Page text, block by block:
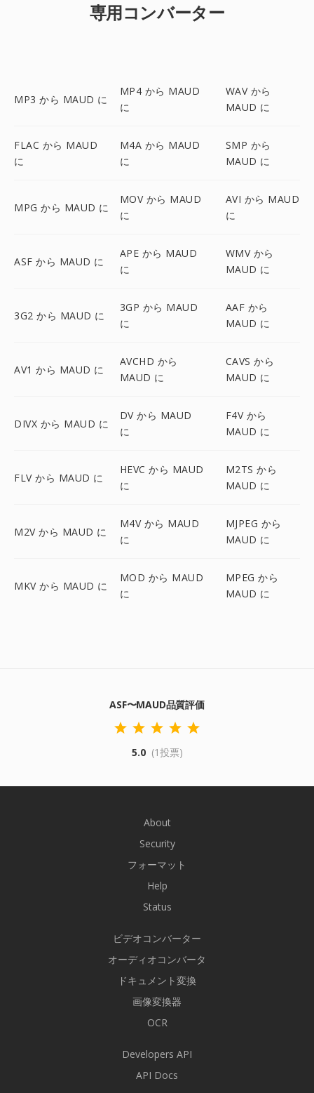
専用コンバーター
MP3 から MAUD に
MP4 から MAUD
に
WAV から
MAUD に
FLAC から MAUD
に
M4A から MAUD
に
SMP から
MAUD に
MPG から MAUD に
MOV から MAUD
に
AVI から MAUD
に
ASF から MAUD に
APE から MAUD
に
WMV から
MAUD に
3G2 から MAUD に
3GP から MAUD
に
AAF から
MAUD に
AV1 から MAUD に
AVCHD から
MAUD に
CAVS から
MAUD に
DIVX から MAUD に
DV から MAUD
に
F4V から
MAUD に
FLV から MAUD に
HEVC から MAUD
に
M2TS から
MAUD に
M2V から MAUD に
M4V から MAUD
に
MJPEG から
MAUD に
MKV から MAUD に
MOD から MAUD
に
MPEG から
MAUD に
ASF〜MAUD品質評価
5.0 (1投票)
About
Security
フォーマット
Help
Status
ビデオコンバーター
オーディオコンバータ
ドキュメント変換
画像変換器
OCR
Developers API
API Docs